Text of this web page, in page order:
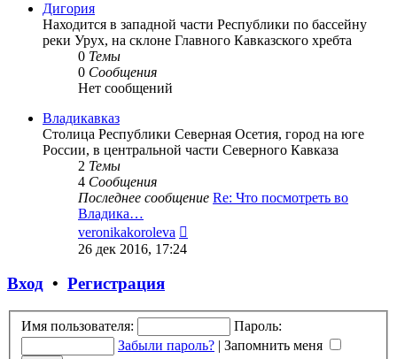
Дигория
Находится в западной части Республики по бассейну
реки Урух, на склоне Главного Кавказского хребта
0 Темы
0 Сообщения
Нет сообщений
Владикавказ
Столица Республики Северная Осетия, город на юге
России, в центральной части Северного Кавказа
2 Темы
4 Сообщения
Последнее сообщение Re: Что посмотреть во
Владика…
veronikakoroleva
26 дек 2016, 17:24
Вход • Регистрация
Имя пользователя:
Пароль:
Забыли пароль? | Запомнить меня